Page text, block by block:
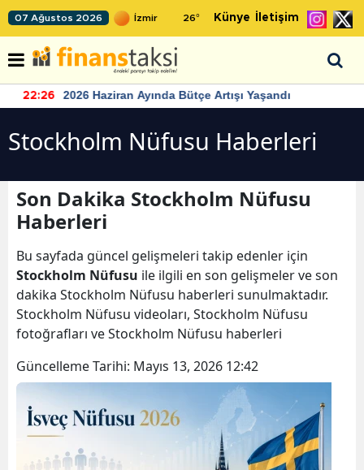
07 Ağustos 2026 26° Künye İletişim
22:26 2026 Haziran Ayında Bütçe Artışı Yaşandı
Stockholm Nüfusu Haberleri
Son Dakika Stockholm Nüfusu
Haberleri
Bu sayfada güncel gelişmeleri takip edenler için
Stockholm Nüfusu ile ilgili en son gelişmeler ve son
dakika Stockholm Nüfusu haberleri sunulmaktadır.
Stockholm Nüfusu videoları, Stockholm Nüfusu
fotoğrafları ve Stockholm Nüfusu haberleri
Güncelleme Tarihi: Mayıs 13, 2026 12:42